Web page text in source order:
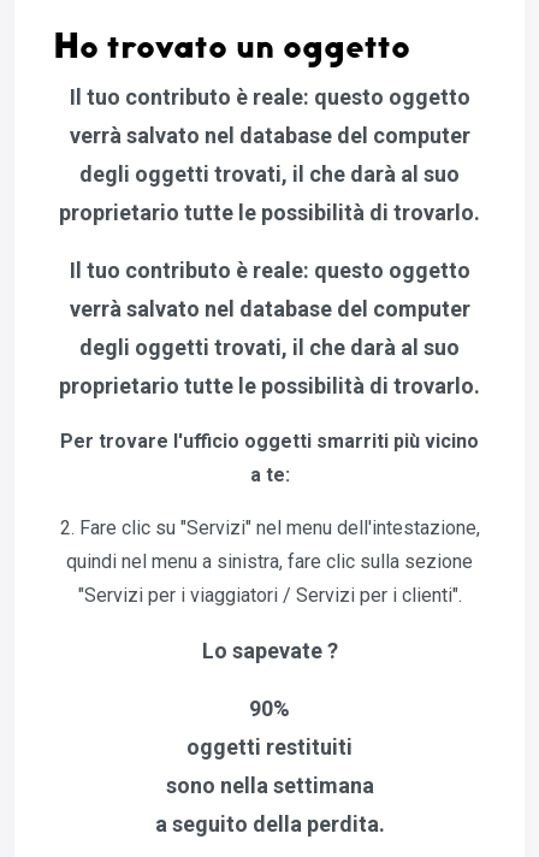
Ho trovato un oggetto
Il tuo contributo è reale: questo oggetto
verrà salvato nel database del computer
degli oggetti trovati, il che darà al suo
proprietario tutte le possibilità di trovarlo.
Il tuo contributo è reale: questo oggetto
verrà salvato nel database del computer
degli oggetti trovati, il che darà al suo
proprietario tutte le possibilità di trovarlo.
Per trovare l'ufficio oggetti smarriti più vicino
a te:
2. Fare clic su "Servizi" nel menu dell'intestazione,
quindi nel menu a sinistra, fare clic sulla sezione
"Servizi per i viaggiatori / Servizi per i clienti".
Lo sapevate ?
90%
oggetti restituiti
sono nella settimana
a seguito della perdita.